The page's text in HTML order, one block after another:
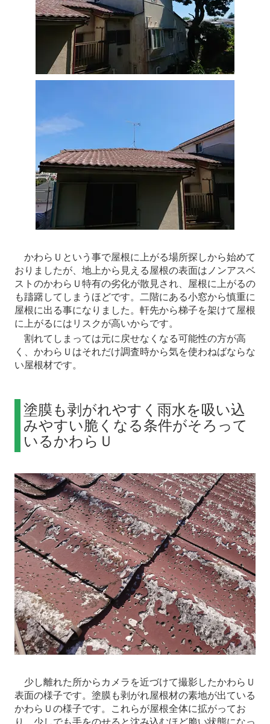
かわらＵという事で屋根に上がる場所探しから始めて
おりましたが、地上から見える屋根の表面はノンアスベ
ストのかわらＵ特有の劣化が散見され、屋根に上がるの
も躊躇してしまうほどです。二階にある小窓から慎重に
屋根に出る事になりました。軒先から梯子を架けて屋根
に上がるにはリスクが高いからです。
割れてしまっては元に戻せなくなる可能性の方が高
く、かわらＵはそれだけ調査時から気を使わねばならな
い屋根材です。
塗膜も剥がれやすく雨水を吸い込
みやすい脆くなる条件がそろって
いるかわらＵ
少し離れた所からカメラを近づけて撮影したかわらＵ
表面の様子です。塗膜も剥がれ屋根材の素地が出ている
かわらＵの様子です。これらが屋根全体に拡がってお